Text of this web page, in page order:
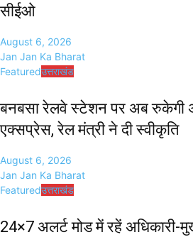
सीईओ
August 6, 2026
Jan Jan Ka Bharat
Featuredउत्तराखंड
बनबसा रेलवे स्टेशन पर अब रुकेगी
एक्सप्रेस, रेल मंत्री ने दी स्वीकृति
August 6, 2026
Jan Jan Ka Bharat
Featuredउत्तराखंड
24×7 अलर्ट मोड में रहें अधिकारी-